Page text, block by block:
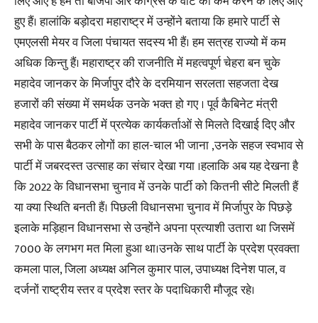
हुए हैं। हालांकि बड़ोदरा महाराष्ट्र में उन्होंने बताया कि हमारे पार्टी से
एमएलसी मेयर व जिला पंचायत सदस्य भी हैं। हम सत्रह राज्यो में कम
अधिक किन्तु हैं। महाराष्ट्र की राजनीति में महत्वपूर्ण चेहरा बन चुके
महादेव जानकर के मिर्जापुर दौरे के दरमियान सरलता सहजता देख
हजारों की संख्या में समर्थक उनके भक्त हो गए । पूर्व कैबिनेट मंत्री
महादेव जानकर पार्टी में प्रत्येक कार्यकर्ताओं से मिलते दिखाई दिए और
सभी के पास बैठकर लोगों का हाल-चाल भी जाना ,उनके सहज स्वभाव से
पार्टी में जबरदस्त उत्साह का संचार देखा गया ।हलाकि अब यह देखना है
कि 2022 के विधानसभा चुनाव में उनके पार्टी को कितनी सीटे मिलती हैं
या क्या स्थिति बनती हैं। पिछली विधानसभा चुनाव में मिर्जापुर के पिछड़े
इलाके मड़िहान विधानसभा से उन्होंने अपना प्रत्याशी उतारा था जिसमें
7000 के लगभग मत मिला हुआ था।उनके साथ पार्टी के प्रदेश प्रवक्ता
कमला पाल, जिला अध्यक्ष अनिल कुमार पाल, उपाध्यक्ष दिनेश पाल, व
दर्जनों राष्ट्रीय स्तर व प्रदेश स्तर के पदाधिकारी मौजूद रहे।